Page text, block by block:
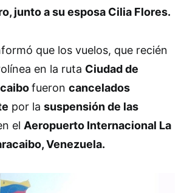
junto a su esposa Cilia Flores.
que los vuelos, que recién
en la ruta Ciudad de
fueron cancelados
por la suspensión de las
el Aeropuerto Internacional La
Venezuela.